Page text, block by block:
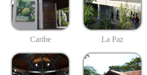
Caribe La Paz